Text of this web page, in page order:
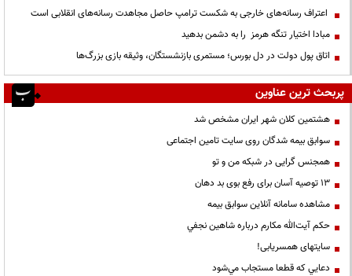
اعتراف رسانه‌های خارجی به شکست ترامپ حاصل مجاهدت رسانه‌های انقلابی است
مبادا اختیار تنگه هرمز را به دشمن بدهید
اتاق پول دولت در دل بورس؛ مستمری بازنشستگان، وثیقه بازی بزرگ‌ها
پربحث ترین عناوین
هشتمین کلان شهر ایران مشخص شد
سوابق بیمه شدگان روی سایت تامین اجتماعی
همجنس گرایی در شبکه من و تو
13 توصیه آسان برای رفع بوی بد دهان
مشاهده سامانه آنلاين سوابق بیمه
حكم آيت‌الله مكارم درباره شاهين نجفي
سایتهای همسریابی!
دعايي كه قطعا مستجاب مي‌شود